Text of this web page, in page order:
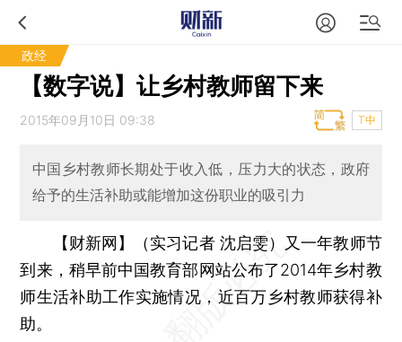
政经
【数字说】让乡村教师留下来
2015年09月10日 09:38 T中
中国乡村教师长期处于收入低，压力大的状态，政府
给予的生活补助或能增加这份职业的吸引力
【财新网】（实习记者 沈启雯） 又一年教师节
到来，稍早前中国教育部网站公布了2014年乡村教
师生活补助工作实施情况，近百万乡村教师获得补
助。